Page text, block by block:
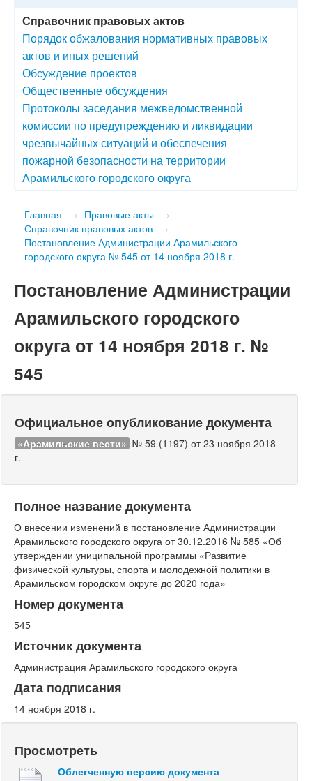
Справочник правовых актов
Порядок обжалования нормативных правовых
актов и иных решений
Обсуждение проектов
Общественные обсуждения
Протоколы заседания межведомственной
комиссии по предупреждению и ликвидации
чрезвычайных ситуаций и обеспечения
пожарной безопасности на территории
Арамильского городского округа
Главная → Правовые акты →
Справочник правовых актов →
Постановление Администрации Арамильского
городского округа № 545 от 14 ноября 2018 г.
Постановление Администрации
Арамильского городского
округа от 14 ноября 2018 г. №
545
Официальное опубликование документа
«Арамильские вести» № 59 (1197) от 23 ноября 2018
г.
Полное название документа
О внесении изменений в постановление Администрации
Арамильского городского округа от 30.12.2016 № 585 «Об
утверждении униципальной программы «Развитие
физической культуры, спорта и молодежной политики в
Арамильском городском округе до 2020 года»
Номер документа
545
Источник документа
Администрация Арамильского городского округа
Дата подписания
14 ноября 2018 г.
Просмотреть
Облегченную версию документа